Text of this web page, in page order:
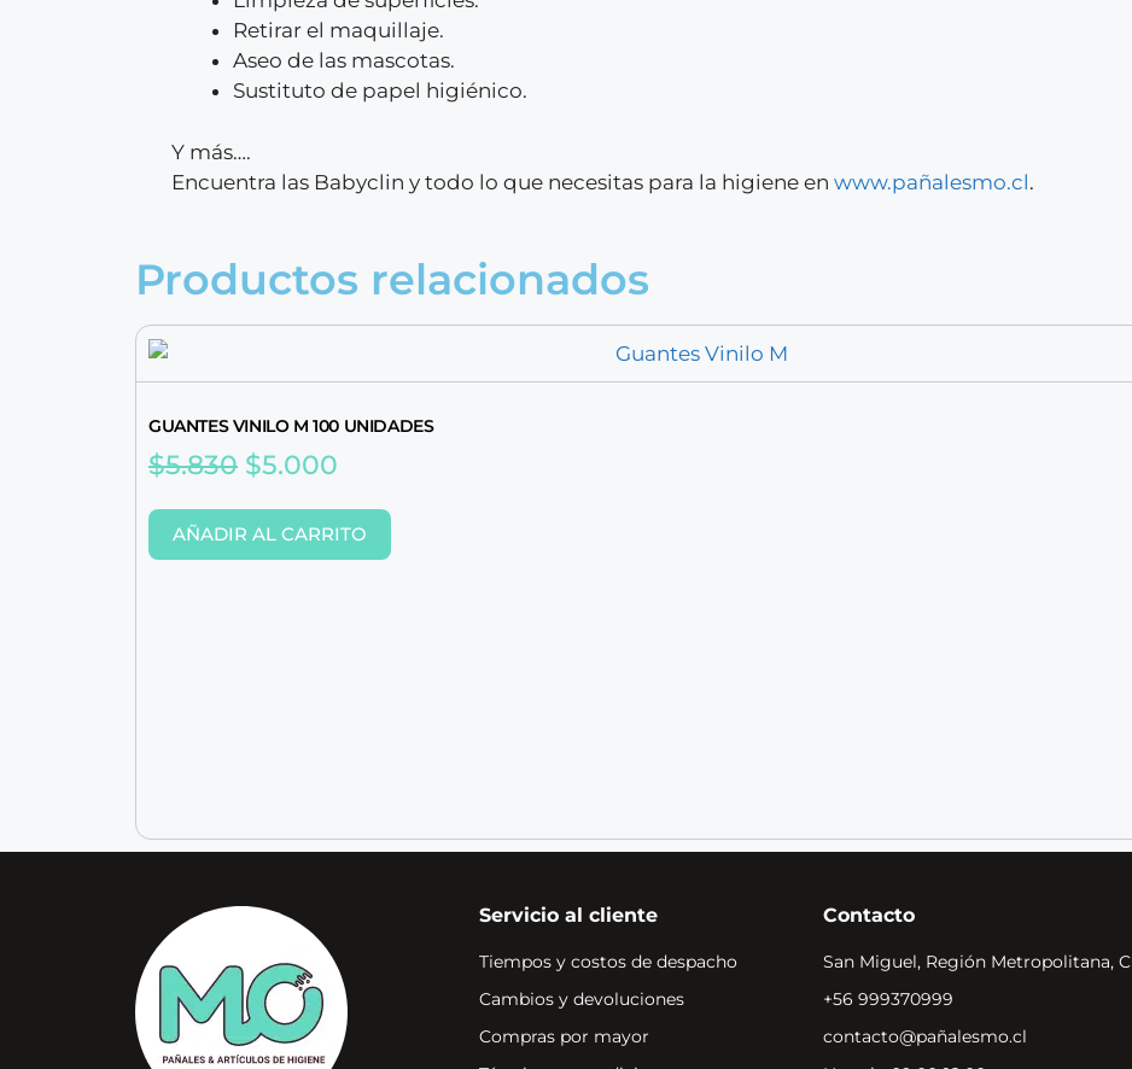
Retirar el maquillaje.
Aseo de las mascotas.
Sustituto de papel higiénico.
Y más….
Encuentra las Babyclin y todo lo que necesitas para la higiene en www.pañalesmo.cl.
Productos relacionados
GUANTES VINILO M 100 UNIDADES
$5.830 $5.000
AÑADIR AL CARRITO
Servicio al cliente
Tiempos y costos de despacho
Cambios y devoluciones
Compras por mayor
Contacto
San Miguel, Región Metropolitana,
+56 999370999
contacto@pañalesmo.cl